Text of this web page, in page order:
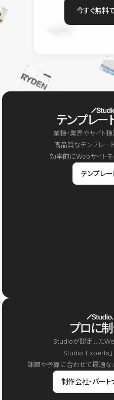
今すぐ無料
テンプレー
業種・業界やサイト
高品質なテンプレー
効率的にWebサイトを
テンプレ
プロに
Studioが認定した
「Studio Experts
課題や予算に合わせて最適な
制作会社・パー